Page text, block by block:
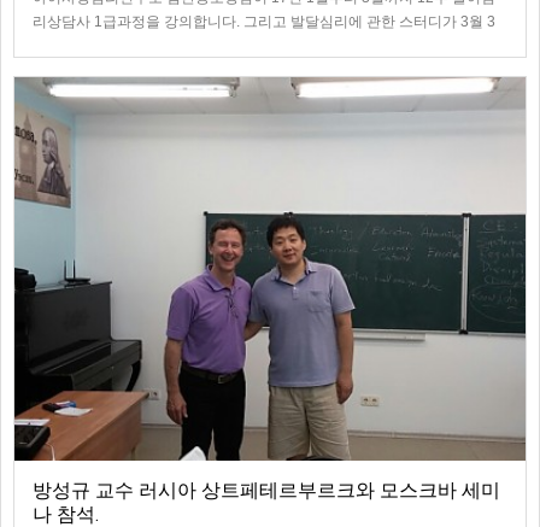
리상담사 1급과정을 강의합니다. 그리고 발달심리에 관한 스터디가 3월 3
방성규 교수 러시아 상트페테르부르크와 모스크바 세미
나 참석.